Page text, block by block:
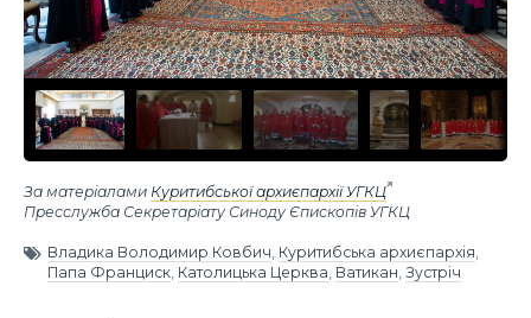
За матеріалами Куритибської архиєпархії УГКЦ
Пресслужба Секретаріату Синоду Єпископів УГКЦ
Владика Володимир Ковбич, Куритибська архиєпархія,
Папа Франциск, Католицька Церква, Ватикан, Зустріч